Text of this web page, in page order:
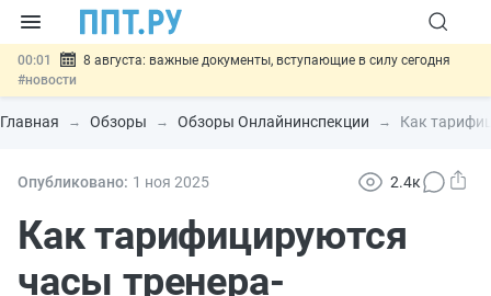
00:01
8 августа: важные документы, вступающие в силу сегодня
#новости
07.08 Подписан закон о блокировке продажи опасных товаров через
«Честный знак»#новости
07.08 Госпошлину за устранение ошибок в документах предлагают
07.08
Разработают единые критерии трудовых и ГПХ-
отношений
#новости
Главная Обзоры Обзоры Онлайнинспекции Как
Опубликовано: 1 ноя 2025 2.4к
Как тарифицируются
часы тренера-